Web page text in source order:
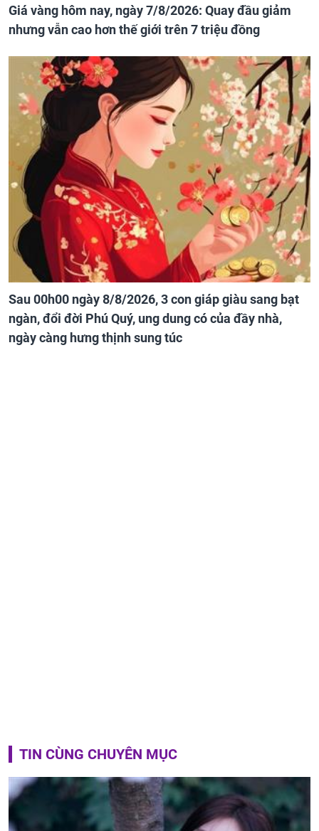
Giá vàng hôm nay, ngày 7/8/2026: Quay đầu giảm
nhưng vẫn cao hơn thế giới trên 7 triệu đồng
Sau 00h00 ngày 8/8/2026, 3 con giáp giàu sang bạt
ngàn, đổi đời Phú Quý, ung dung có của đầy nhà,
ngày càng hưng thịnh sung túc
TIN CÙNG CHUYÊN MỤC